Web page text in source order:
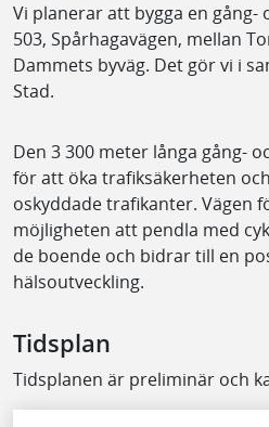
Vi planerar att bygga en gång-
503, Spårhagavägen, mellan
Dammets byväg. Det gör vi i
Stad.
Den ​3 300 meter långa gång-
för att öka trafiksäkerheten
oskyddade trafikanter. Vägen
möjligheten att pendla med
de boende och bidrar till en
hälsoutveckling.
Tidsplan
Tidsplanen är preliminär och